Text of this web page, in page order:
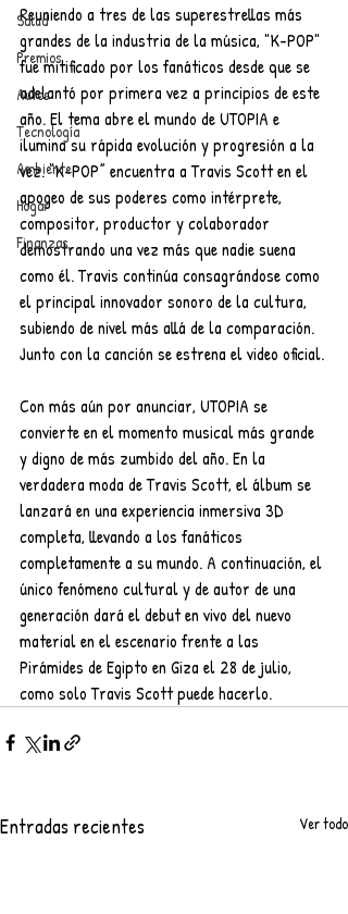
Salud
Premios
Autos
Tecnología
Ambiente
Hogar
Finanzas
Reuniendo a tres de las superestrellas más
grandes de la industria de la música, "K-POP"
fue mitificado por los fanáticos desde que se
adelantó por primera vez a principios de este
año. El tema abre el mundo de UTOPIA e
ilumina su rápida evolución y progresión a la
vez. “K-POP” encuentra a Travis Scott en el
apogeo de sus poderes como intérprete,
compositor, productor y colaborador
demostrando una vez más que nadie suena
como él. Travis continúa consagrándose como
el principal innovador sonoro de la cultura,
subiendo de nivel más allá de la comparación.
Junto con la canción se estrena el video oficial.
Con más aún por anunciar, UTOPIA se
convierte en el momento musical más grande
y digno de más zumbido del año. En la
verdadera moda de Travis Scott, el álbum se
lanzará en una experiencia inmersiva 3D
completa, llevando a los fanáticos
completamente a su mundo. A continuación, el
único fenómeno cultural y de autor de una
generación dará el debut en vivo del nuevo
material en el escenario frente a las
Pirámides de Egipto en Giza el 28 de julio,
como solo Travis Scott puede hacerlo.
Entradas recientes Ver todo